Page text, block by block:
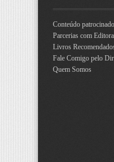
Conteúdo patrocinado
Parcerias com
Livros
Fale Comigo pelo
Quem Somos